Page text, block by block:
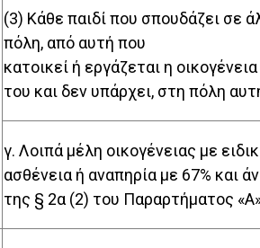
(3) Κάθε παιδί που σπουδάζει σε
πόλη, από αυτή που
κατοικεί ή εργάζεται η οικογένεια
του και δεν υπάρχει, στη πόλη
γ. Λοιπά μέλη οικογένειας με
ασθένεια ή αναπηρία με 67% και
της § 2α (2) του Παραρτήματος